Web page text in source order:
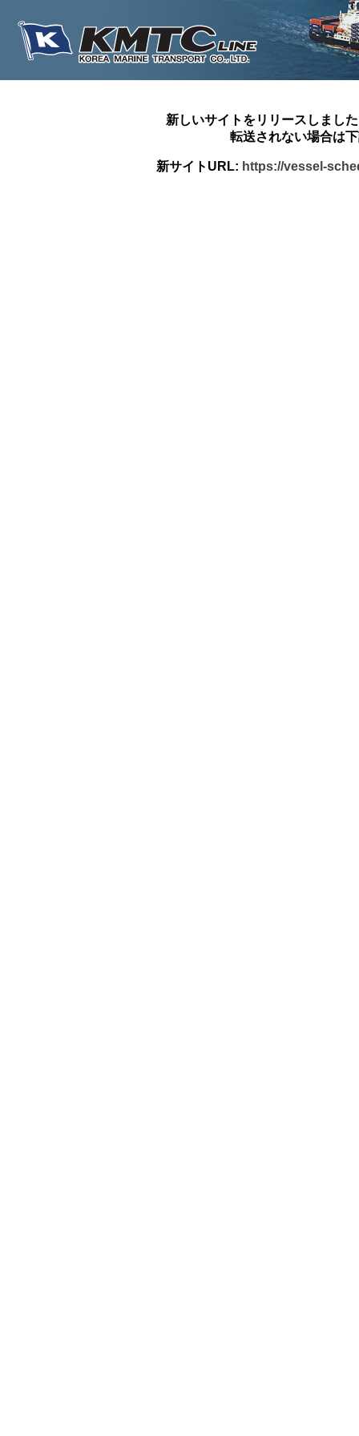
新しいサイトをリリースしまし
転送されない場合は
新サイトURL: https://vessel-